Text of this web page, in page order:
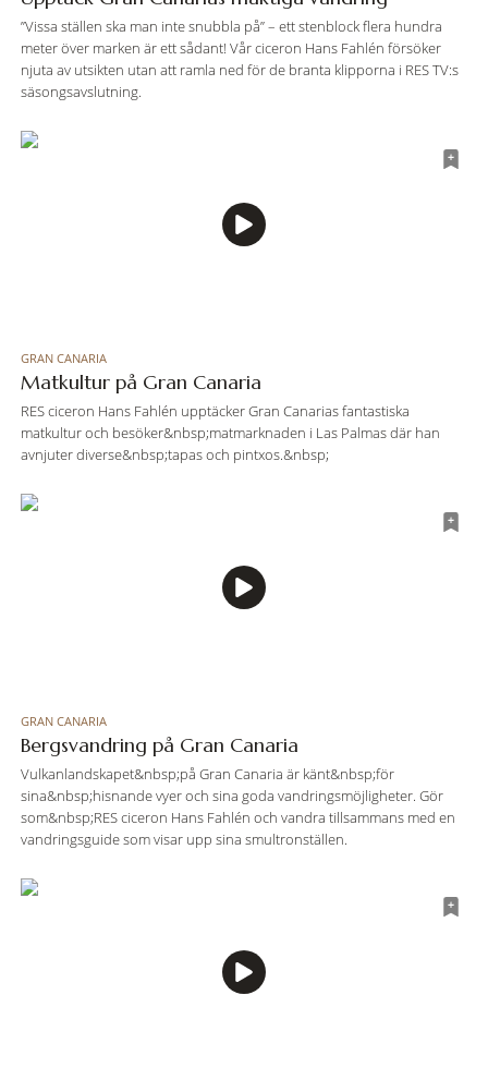
”Vissa ställen ska man inte snubbla på” – ett stenblock flera hundra
meter över marken är ett sådant! Vår ciceron Hans Fahlén försöker
njuta av utsikten utan att ramla ned för de branta klipporna i RES TV:s
säsongsavslutning.
GRAN CANARIA
Matkultur på Gran Canaria
RES ciceron Hans Fahlén upptäcker Gran Canarias fantastiska
matkultur och besöker&nbsp;matmarknaden i Las Palmas där han
avnjuter diverse&nbsp;tapas och pintxos.&nbsp;
GRAN CANARIA
Bergsvandring på Gran Canaria
Vulkanlandskapet&nbsp;på Gran Canaria är känt&nbsp;för
sina&nbsp;hisnande vyer och sina goda vandringsmöjligheter. Gör
som&nbsp;RES ciceron Hans Fahlén och vandra tillsammans med en
vandringsguide som visar upp sina smultronställen.